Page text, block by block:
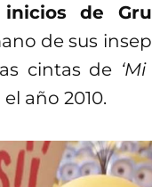
de
de sus
cintas de
año 2010.